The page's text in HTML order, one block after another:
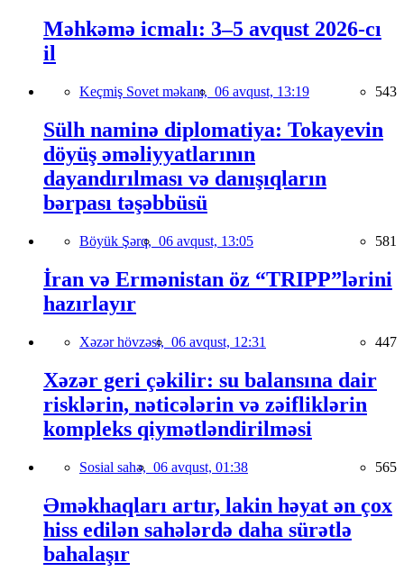
Məhkəmə icmalı: 3–5 avqust 2026-cı
il
Keçmiş Sovet məkanı, 06 avqust, 13:19 543
Sülh naminə diplomatiya: Tokayevin
döyüş əməliyyatlarının
dayandırılması və danışıqların
bərpası təşəbbüsü
Böyük Şərq, 06 avqust, 13:05 581
İran və Ermənistan öz “TRIPP”lərini
hazırlayır
Xəzər hövzəsi, 06 avqust, 12:31 447
Xəzər geri çəkilir: su balansına dair
risklərin, nəticələrin və zəifliklərin
kompleks qiymətləndirilməsi
Sosial sahə, 06 avqust, 01:38 565
Əməkhaqları artır, lakin həyat ən çox
hiss edilən sahələrdə daha sürətlə
bahalaşır